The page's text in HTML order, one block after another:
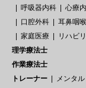
呼吸器内科
心療
口腔外科
耳鼻咽
家庭医療
リハビ
理学療法士
作業療法士
トレーナー
メンタ